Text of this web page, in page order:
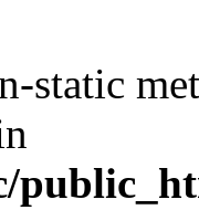
static